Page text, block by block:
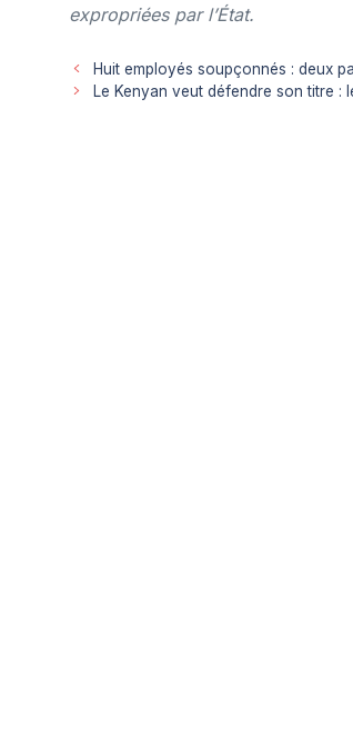
expropriées par l’État.
Huit employés soupçonnés : deux
Le Kenyan veut défendre son titre